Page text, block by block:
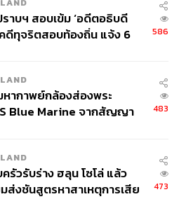
าบฯ สอบเข้ม ‘อดีตอธิบดี
ดีทุจริตสอบท้องถิ่น แจ้ง 6
586
ากาพย์กล้องส่องพระ
Blue Marine จากสัญญา
-แอบระบุแบรนด์
483
รัวรับร่าง ฮลุน โซโล่ แล้ว
ส่งชันสูตรหาสาเหตุการเสีย
473